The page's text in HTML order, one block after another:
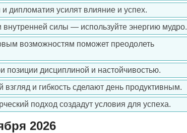
дипломатия усилят влияние и успех.
силы — используйте энергию мудро.
возможностям поможет преодолеть
позиции дисциплиной и настойчивостью.
и гибкость сделают день продуктивным.
подход создадут условия для успеха.
2026